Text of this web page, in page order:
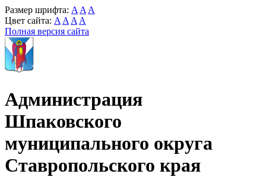
Размер шрифта: A A A
Цвет сайта: A A A A
Полная версия сайта
Администрация
Шпаковского
муниципального округа
Ставропольского края